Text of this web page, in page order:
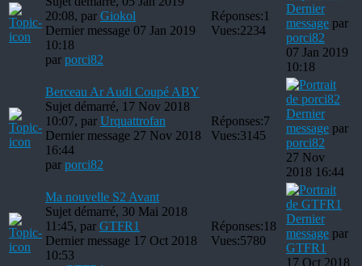
20:08, par Giokol
Dernier message 07 Jan 2019
10:18
par porci82
Réponses:1
Vues:2234
Dernier
message par
porci82
07 Jan 2019
10:18
Berceau Ar Audi Coupé ABY
Sujet démarré, 17 Nov 2018
10:07, par Urquattrofan
Dernier message 27 Nov 2018
16:44
par porci82
Réponses:7
Vues:3145
Dernier
message par
porci82
27 Nov
2018 16:44
Ma nouvelle S2 Avant
Sujet démarré, 30 Mai 2018
11:45, par GTFR1
Dernier message 17 Oct 2018
10:53
Réponses:18
Vues:5780
Dernier
message par
GTFR1
17 Oct 2018